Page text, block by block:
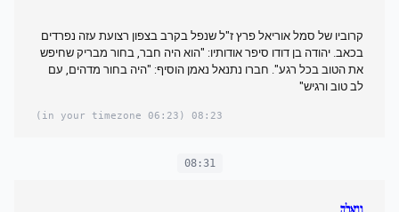
קרוביו של סמל אוריאל פרץ ז"ל שנפל בקרב בצפון רצועת עזה נפרדים
בכאב. יהודה בן דודו סיפר אודותיו: "הוא היה חבר, בחור מבריק שחיפש
את הטוב בכל רגע". חברו נתנאל נאמן הוסיף: "היה בחור מדהים, עם
לב טוב ורגיש"
08:23
(06:23 in your timezone)
08:31